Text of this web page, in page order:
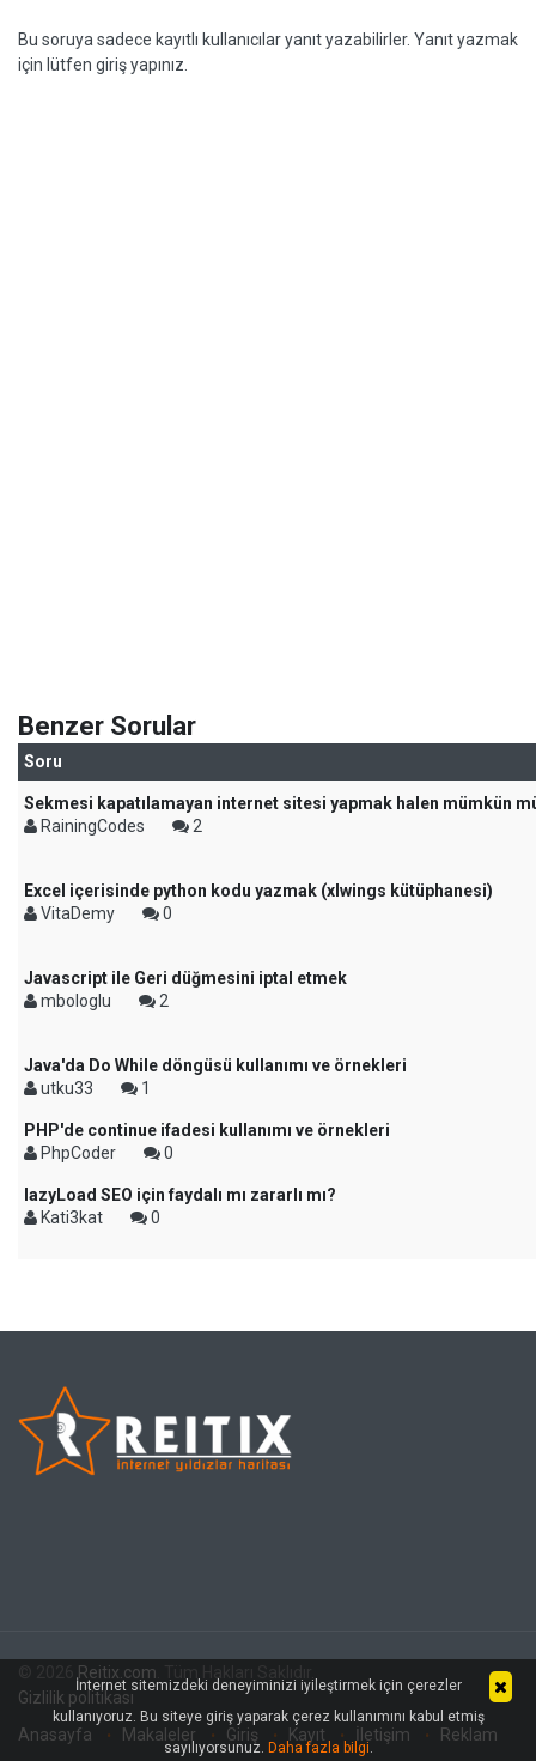
Bu soruya sadece kayıtlı kullanıcılar yanıt yazabilirler. Yanıt yazmak
için lütfen giriş yapınız.
Benzer Sorular
Soru
Sekmesi kapatılamayan internet sitesi yapmak halen mümkün
RainingCodes
2
Excel içerisinde python kodu yazmak (xlwings kütüphanesi)
VitaDemy
0
Javascript ile Geri düğmesini iptal etmek
mbologlu
2
Java'da Do While döngüsü kullanımı ve örnekleri
utku33
1
PHP'de continue ifadesi kullanımı ve örnekleri
PhpCoder
0
lazyLoad SEO için faydalı mı zararlı mı?
Kati3kat
0
Reitix.com
Gizlilik politikası
Anasayfa
Makaleler Giriş Kayıt İletişim Reklam
İnternet sitemizdeki deneyiminizi iyileştirmek için çerezler
kullanıyoruz. Bu siteye giriş yaparak çerez kullanımını kabul etmiş
sayılıyorsunuz. Daha fazla bilgi.